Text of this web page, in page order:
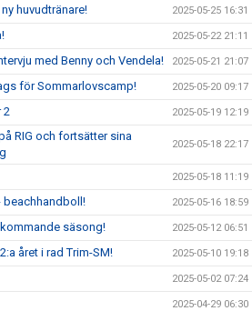
huvudtränare! 2025-05-25 16:31
2025-05-22 21:11
med Benny och Vendela! 2025-05-21 21:07
för Sommarlovscamp! 2025-05-20 09:17
2 2025-05-19 12:19
RIG och fortsätter sina
2025-05-18 22:17
2025-05-18 11:19
beachhandboll! 2025-05-16 18:59
säsong! 2025-05-12 06:51
året i rad Trim-SM! 2025-05-10 19:18
2025-05-02 07:24
2025-04-29 06:30